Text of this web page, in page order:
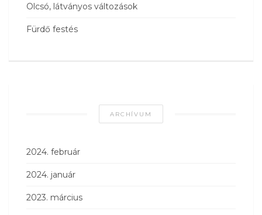
Olcsó, látványos változások
Fürdő festés
ARCHÍVUM
2024. február
2024. január
2023. március